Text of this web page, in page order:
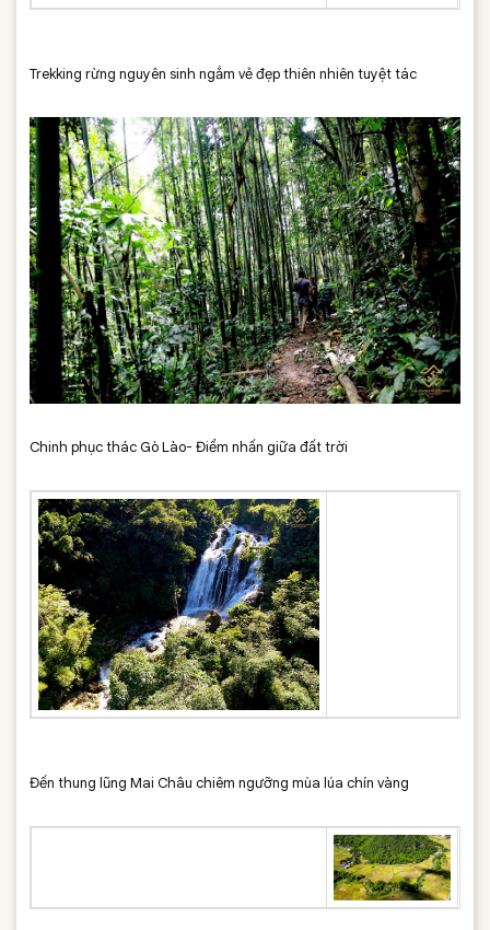
Trekking rừng nguyên sinh ngắm vẻ đẹp thiên nhiên tuyệt tác
Chinh phục thác Gò Lào- Điểm nhấn giữa đất trời
Đến thung lũng Mai Châu chiêm ngưỡng mùa lúa chín vàng